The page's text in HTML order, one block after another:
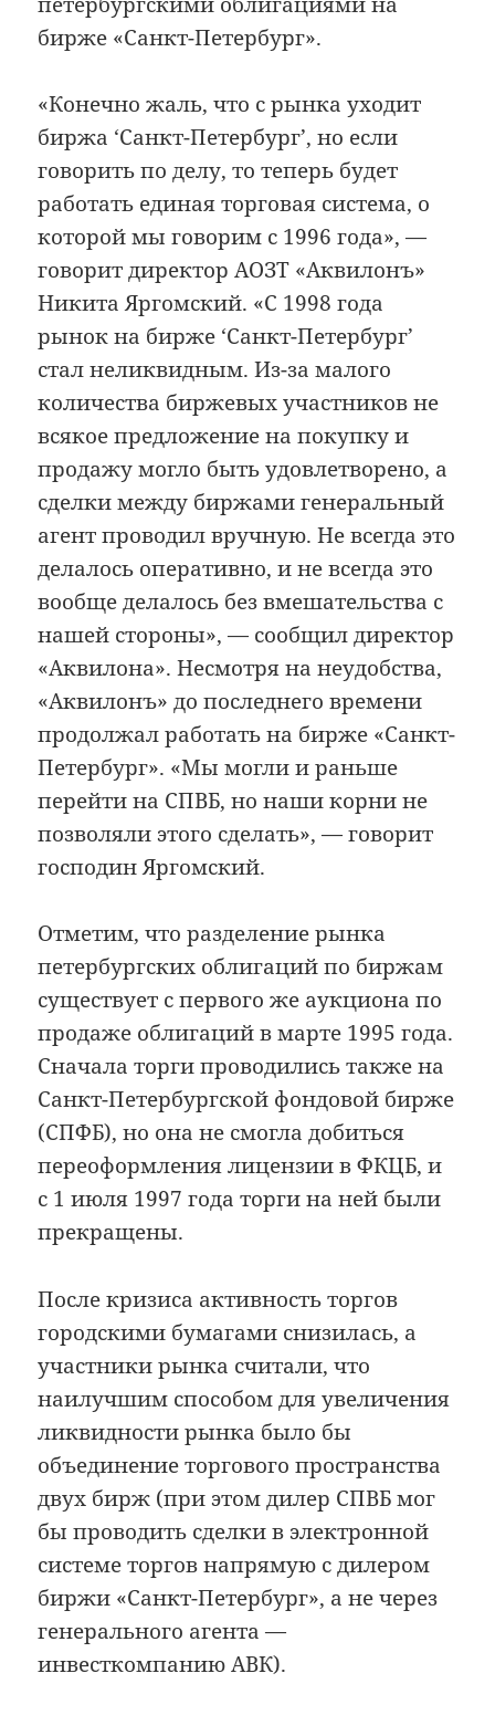
бирже «Санкт-Петербург».
«Конечно жаль, что с рынка уходит
биржа ‘Санкт-Петербург’, но если
говорить по делу, то теперь будет
работать единая торговая система, о
которой мы говорим с 1996 года», —
говорит директор АОЗТ «Аквилонъ»
Никита Яргомский. «С 1998 года
рынок на бирже ‘Санкт-Петербург’
стал неликвидным. Из-за малого
количества биржевых участников не
всякое предложение на покупку и
продажу могло быть удовлетворено, а
сделки между биржами генеральный
агент проводил вручную. Не всегда это
делалось оперативно, и не всегда это
вообще делалось без вмешательства с
нашей стороны», — сообщил директор
«Аквилона». Несмотря на неудобства,
«Аквилонъ» до последнего времени
продолжал работать на бирже «Санкт-
Петербург». «Мы могли и раньше
перейти на СПВБ, но наши корни не
позволяли этого сделать», — говорит
господин Яргомский.
Отметим, что разделение рынка
петербургских облигаций по биржам
существует с первого же аукциона по
продаже облигаций в марте 1995 года.
Сначала торги проводились также на
Санкт-Петербургской фондовой бирже
(СПФБ), но она не смогла добиться
переоформления лицензии в ФКЦБ, и
с 1 июля 1997 года торги на ней были
прекращены.
После кризиса активность торгов
городскими бумагами снизилась, а
участники рынка считали, что
наилучшим способом для увеличения
ликвидности рынка было бы
объединение торгового пространства
двух бирж (при этом дилер СПВБ мог
бы проводить сделки в электронной
системе торгов напрямую с дилером
биржи «Санкт-Петербург», а не через
генерального агента —
инвесткомпанию АВК).